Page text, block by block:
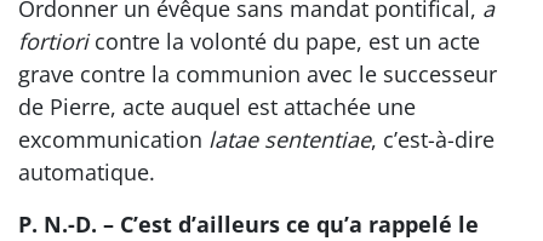
Ordonner un évêque sans mandat pontifical, a
fortioricontre la volonté du pape, est un acte
grave contre la communion avec le successeur
de Pierre, acte auquel est attachée une
excommunication latae sententiae, c’est-à-dire
automatique.
P. N.-D. – C’est d’ailleurs ce qu’a rappelé le